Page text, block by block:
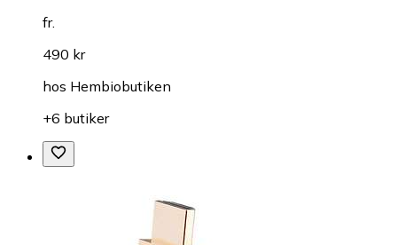
fr.
490 kr
hos Hembiobutiken
+6 butiker